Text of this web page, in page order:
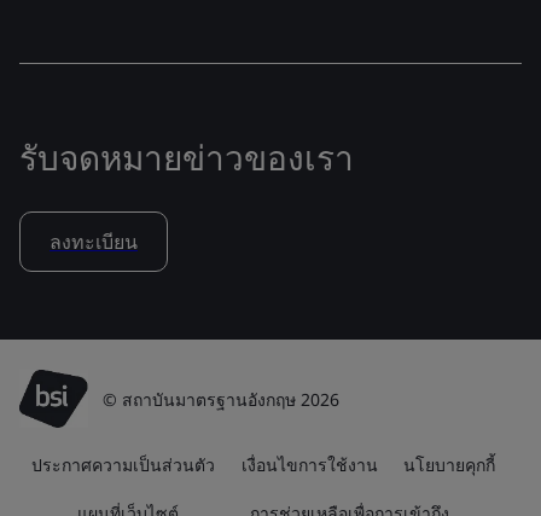
รับจดหมายข่าวของเรา
ลงทะเบียน
© สถาบันมาตรฐานอังกฤษ 2026
ประกาศความเป็นส่วนตัว เงื่อนไขการใช้งาน นโยบายคุกกี้